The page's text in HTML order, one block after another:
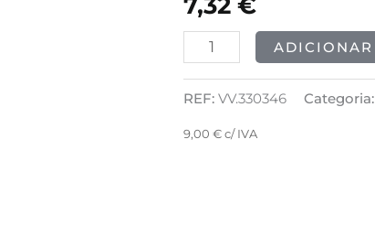
FORMS
BASIC
100pcs
ADICIONAR
REF: VV.330346 Categoria:
9,00 €c/ IVA